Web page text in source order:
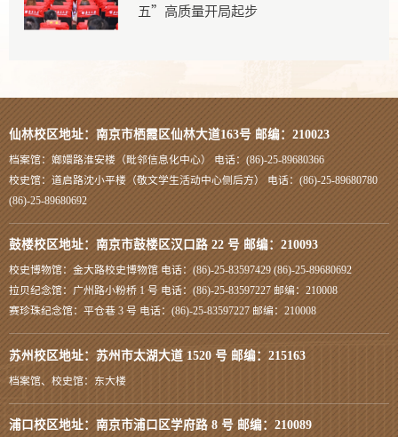
五”高质量开局起步
仙林校区地址：南京市栖霞区仙林大道163号 邮编：210023
档案馆：嫏嬛路淮安楼（毗邻信息化中心） 电话：(86)-25-89680366
校史馆：道启路沈小平楼（敬文学生活动中心侧后方） 电话：(86)-25-89680780
(86)-25-89680692
鼓楼校区地址：南京市鼓楼区汉口路 22 号 邮编：210093
校史博物馆：金大路校史博物馆 电话：(86)-25-83597429 (86)-25-89680692
拉贝纪念馆：广州路小粉桥 1 号 电话：(86)-25-83597227 邮编：210008
赛珍珠纪念馆：平仓巷 3 号 电话：(86)-25-83597227 邮编：210008
苏州校区地址：苏州市太湖大道 1520 号 邮编：215163
档案馆、校史馆：东大楼
浦口校区地址：南京市浦口区学府路 8 号 邮编：210089